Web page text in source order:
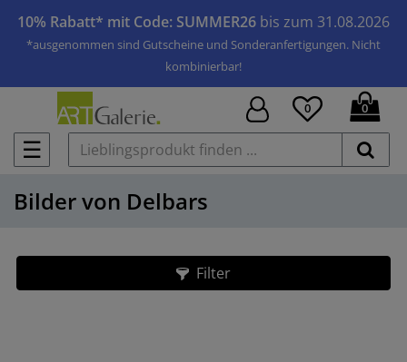
10% Rabatt* mit Code: SUMMER26 bis zum 31.08.2026
*ausgenommen sind Gutscheine und Sonderanfertigungen. Nicht
kombinierbar!
☰
0 0
Bilder von Delbars
Filter